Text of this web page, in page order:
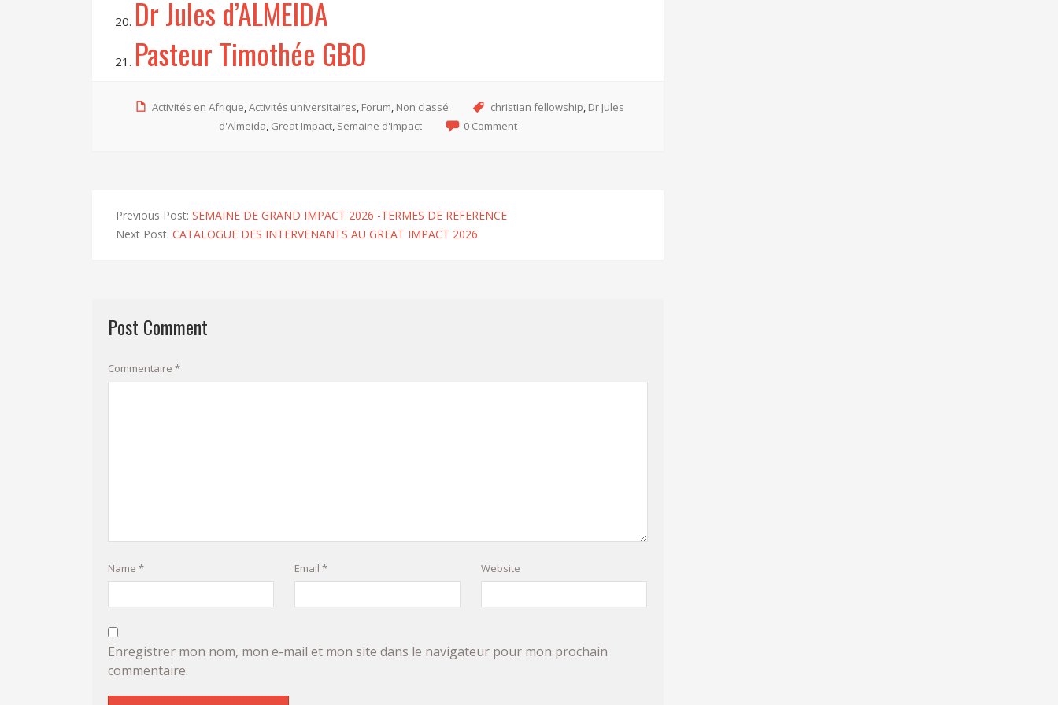
Dr Jules d’ALMEIDA
Pasteur Timothée GBO
Activités en Afrique,Activités universitaires, Forum, Non classé christian fellowship, Dr Jules
d'Almeida, Great Impact, Semaine d'Impact 0 Comment
Previous Post: SEMAINE DE GRAND IMPACT 2026 -TERMES DE REFERENCE
Next Post: CATALOGUE DES INTERVENANTS AU GREAT IMPACT 2026
Post Comment
Commentaire *
Name * Email * Website
Enregistrer mon nom, mon e-mail et mon site dans le navigateur pour mon prochain
commentaire.